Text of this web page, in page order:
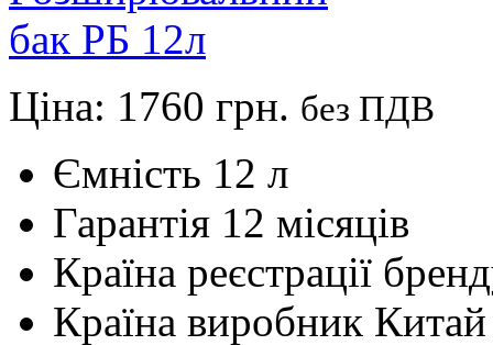
Ціна: 1760 грн. без ПДВ
Ємність 12 л
Гарантія 12 місяців
Країна реєстрації
Країна виробник Китай